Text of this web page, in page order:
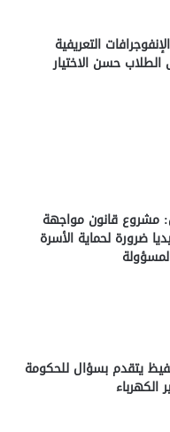
التعريفية
حسن الاختيار
مشروع قانون مواجهة
ضرورة لحماية الأسرة
يتقدم بسؤال للحكومة